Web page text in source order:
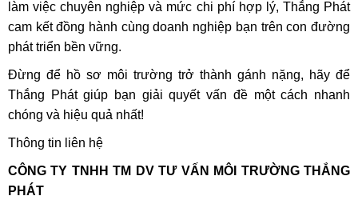
làm việc chuyên nghiệp và mức chi phí hợp lý, Thắng Phát
cam kết đồng hành cùng doanh nghiệp bạn trên con đường
phát triển bền vững.
Đừng để hồ sơ môi trường trở thành gánh nặng, hãy để
Thắng Phát giúp bạn giải quyết vấn đề một cách nhanh
chóng và hiệu quả nhất!
Thông tin liên hệ
CÔNG TY TNHH TM DV TƯ VẤN MÔI TRƯỜNG THẮNG
PHÁT